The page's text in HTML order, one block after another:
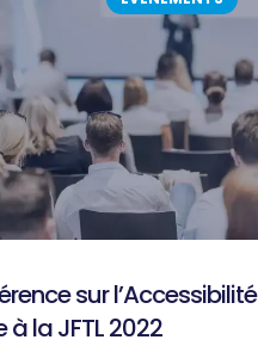
sur l’Accessibilité
la JFTL 2022